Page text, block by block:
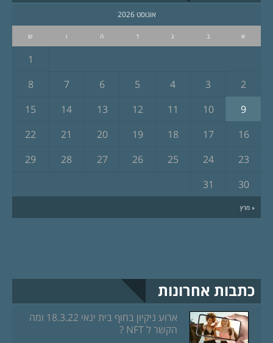
אוגוסט 2026
א ב ג ד ה ו ש
« מרץ
1
2
3
4
5
6
7
8
9
10
11
12
13
14
15
16
17
18
19
20
21
22
23
24
25
26
27
28
29
30
31
כתבות אחרונות
ארוע ניקיון בחוף בית ינאי 18.3.22 ומה
הקשר ל NFT ?